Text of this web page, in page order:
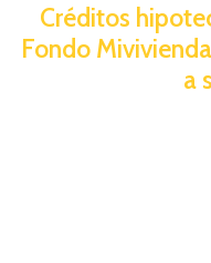
Créditos
Fondo
a